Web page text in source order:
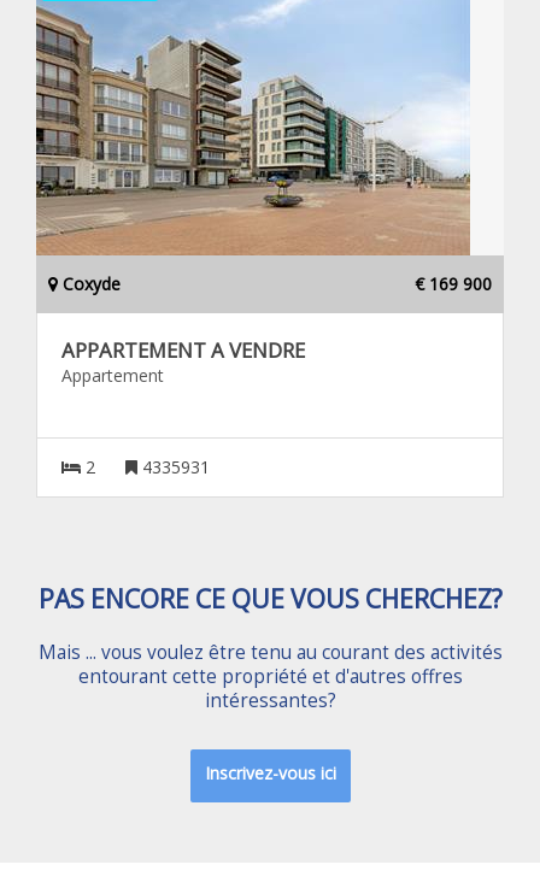
Coxyde € 169 900
APPARTEMENT A VENDRE
Appartement
2 4335931
PAS ENCORE CE QUE VOUS CHERCHEZ?
Mais ... vous voulez être tenu au courant des activités
entourant cette propriété et d'autres offres
intéressantes?
Inscrivez-vous ici